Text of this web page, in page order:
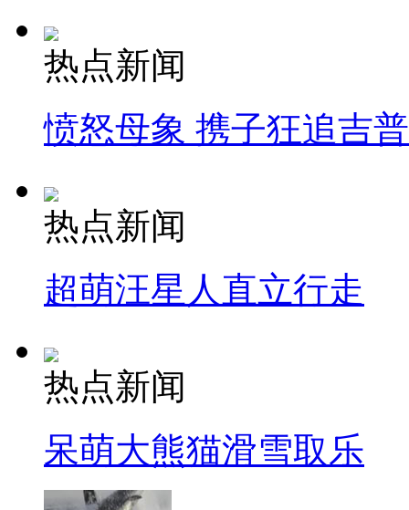
热点新闻
愤怒母象 携子狂追吉
热点新闻
超萌汪星人直立行走
热点新闻
呆萌大熊猫滑雪取乐